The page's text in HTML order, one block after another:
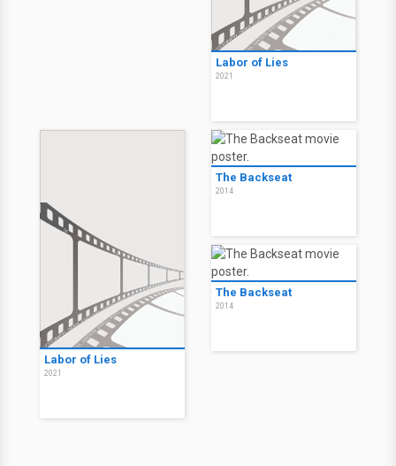
Labor of Lies
2021
Labor of Lies
2021
The Backseat
2014
The Backseat
2014